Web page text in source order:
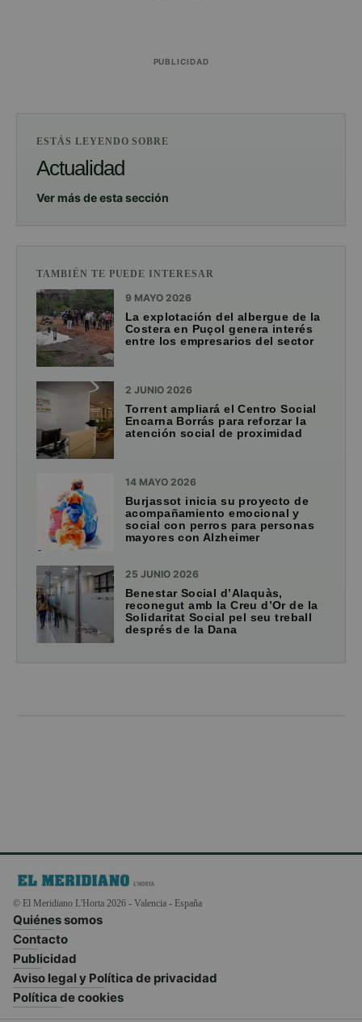
PUBLICIDAD
ESTÁS LEYENDO SOBRE
Actualidad
Ver más de esta sección
TAMBIÉN TE PUEDE INTERESAR
9 MAYO 2026
La explotación del albergue de la
Costera en Puçol genera interés
entre los empresarios del sector
2 JUNIO 2026
Torrent ampliará el Centro Social
Encarna Borrás para reforzar la
atención social de proximidad
14 MAYO 2026
Burjassot inicia su proyecto de
acompañamiento emocional y
social con perros para personas
mayores con Alzheimer
25 JUNIO 2026
Benestar Social d’Alaquàs,
reconegut amb la Creu d’Or de la
Solidaritat Social pel seu treball
després de la Dana
© El Meridiano L'Horta 2026 - Valencia - España
Quiénes somos
Contacto
Publicidad
Aviso legal y Política de privacidad
Política de cookies